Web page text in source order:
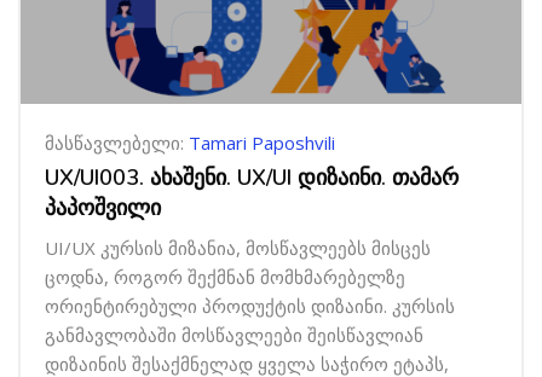
მასწავლებელი: Tamari Paposhvili
UX/UI003. ახაშენი. UX/UI დიზაინი. თამარ
პაპოშვილი
UI/UX კურსის მიზანია, მოსწავლეებს მისცეს
ცოდნა, როგორ შექმნან მომხმარებელზე
ორიენტირებული პროდუქტის დიზაინი. კურსის
განმავლობაში მოსწავლეები შეისწავლიან
დიზაინის შესაქმნელად ყველა საჭირო ეტაპს,